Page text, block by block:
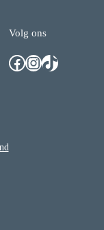
Volg ons
Facebook InstagramTikTok